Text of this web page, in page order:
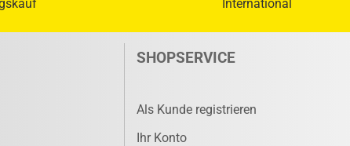
International
SHOPSERVICE
Als Kunde registrieren
Ihr Konto